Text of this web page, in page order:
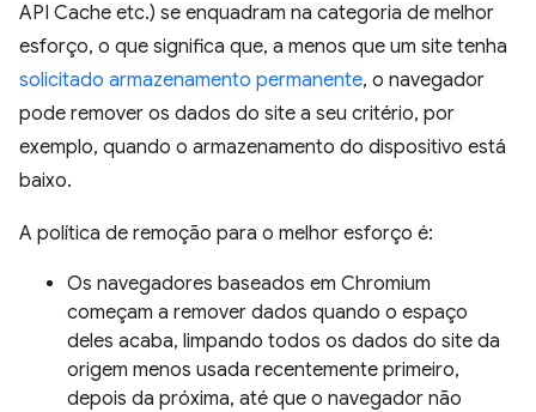
API Cache etc.) se enquadram na categoria de melhor
esforço, o que significa que, a menos que um site tenha
solicitado armazenamento permanente, o navegador
pode remover os dados do site a seu critério, por
exemplo, quando o armazenamento do dispositivo está
baixo.
A política de remoção para o melhor esforço é:
Os navegadores baseados em Chromium
começam a remover dados quando o espaço
deles acaba, limpando todos os dados do site da
origem menos usada recentemente primeiro,
depois da próxima, até que o navegador não